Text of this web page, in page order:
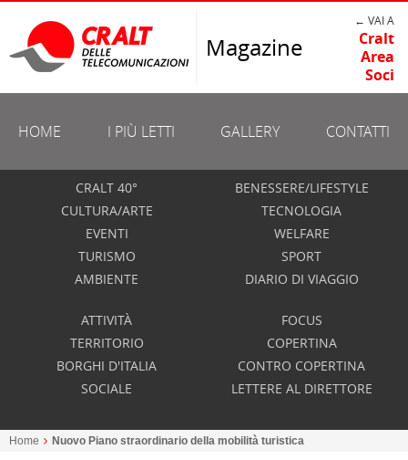
Magazine
← VAI A
Cralt
Area
Soci
HOME I PIÙ LETTI GALLERY CONTATTI
CRALT 40°
CULTURA/ARTE
EVENTI
TURISMO
AMBIENTE
BENESSERE/LIFESTYLE
TECNOLOGIA
WELFARE
SPORT
DIARIO DI VIAGGIO
ATTIVITÀ
TERRITORIO
BORGHI D'ITALIA
SOCIALE
FOCUS
COPERTINA
CONTRO COPERTINA
LETTERE AL DIRETTORE
Home Nuovo Piano straordinario della mobilità turistica